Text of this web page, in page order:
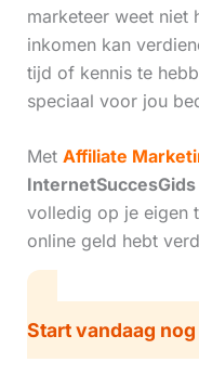
marketeer weet niet
inkomen kan
tijd of kennis te
speciaal voor jou
Met Affiliate
InternetSuccesGids
volledig op je eigen
online geld hebt
Start vandaag